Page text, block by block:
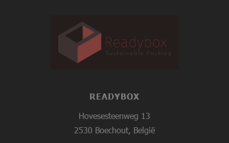
READYBOX
Hovesesteenweg 13
2530 Boechout, België